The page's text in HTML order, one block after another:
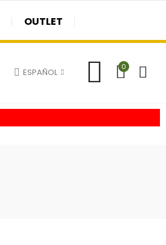
OUTLET
ESPAÑOL 0